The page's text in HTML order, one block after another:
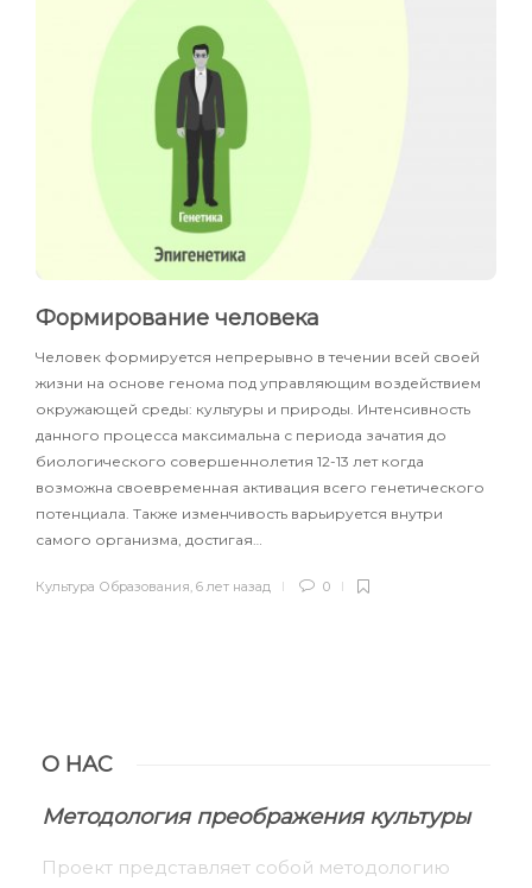
Формирование человека
Человек формируется непрерывно в течении всей своей
жизни на основе генома под управляющим воздействием
окружающей среды: культуры и природы. Интенсивность
данного процесса максимальна с периода зачатия до
биологического совершеннолетия 12-13 лет когда
возможна своевременная активация всего генетического
потенциала. Также изменчивость варьируется внутри
самого организма, достигая…
Культура Образования, 6 лет назад 0
О НАС
Методология преображения культуры
Проект представляет собой методологию